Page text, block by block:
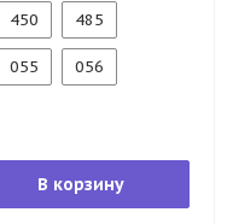
450 485
055 056
В корзину